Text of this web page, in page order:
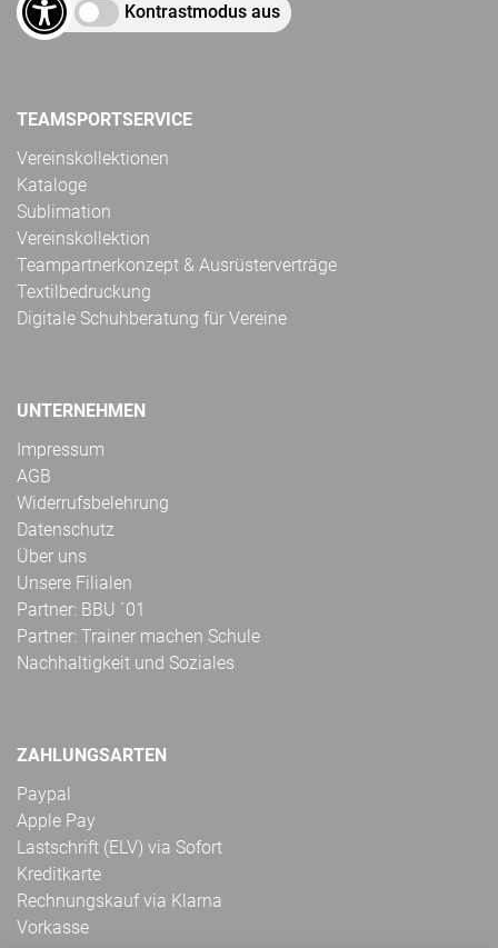
Kontrastmodus aus
TEAMSPORTSERVICE
Vereinskollektionen
Kataloge
Sublimation
Vereinskollektion
Teampartnerkonzept & Ausrüsterverträge
Textilbedruckung
Digitale Schuhberatung für Vereine
UNTERNEHMEN
Impressum
AGB
Widerrufsbelehrung
Datenschutz
Über uns
Unsere Filialen
Partner: BBU ´01
Partner: Trainer machen Schule
Nachhaltigkeit und Soziales
ZAHLUNGSARTEN
Paypal
Apple Pay
Lastschrift (ELV) via Sofort
Kreditkarte
Rechnungskauf via Klarna
Vorkasse